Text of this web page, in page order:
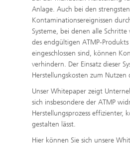
Anlage. Auch bei den
Kontaminationsereignissen
Systeme, bei denen alle
des endgültigen ATMP-
eingeschlossen sind, können
verhindern. Der Einsatz dieser
Herstellungskosten zum Nutzen
Unser Whitepaper zeigt
sich insbesondere der ATMP
Herstellungsprozess
gestalten lässt.
Hier können Sie sich unsere